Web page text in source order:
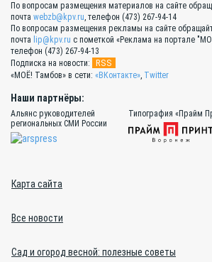
По вопросам размещения материалов на сайте
почта webzb@kpv.ru, телефон (473) 267-94-14
По вопросам размещения рекламы на сайте
почта lip@kpv.ru с пометкой «Реклама на портале
телефон (473) 267-94-13
Подписка на новости:
RSS
«МОЁ! Тамбов» в сети: «ВКонтакте», Twitter
Наши партнёры:
Альянс руководителей
региональных СМИ России
Типография «Прайм
Карта сайта
Все новости
Сад и огород весной: полезные советы